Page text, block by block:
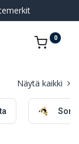
0
Näytä kaikki